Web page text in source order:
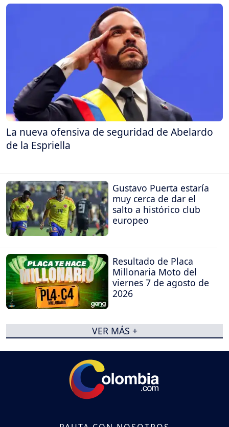
La nueva ofensiva de seguridad de Abelardo
de la Espriella
Gustavo Puerta estaría
muy cerca de dar el
salto a histórico club
europeo
Resultado de Placa
Millonaria Moto del
viernes 7 de agosto de
2026
VER MÁS +